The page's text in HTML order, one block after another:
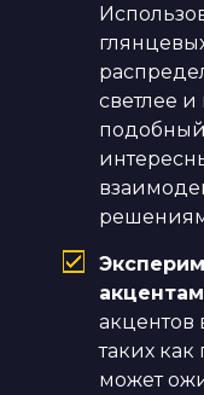
светлее
подобный
акцентов
таких
может